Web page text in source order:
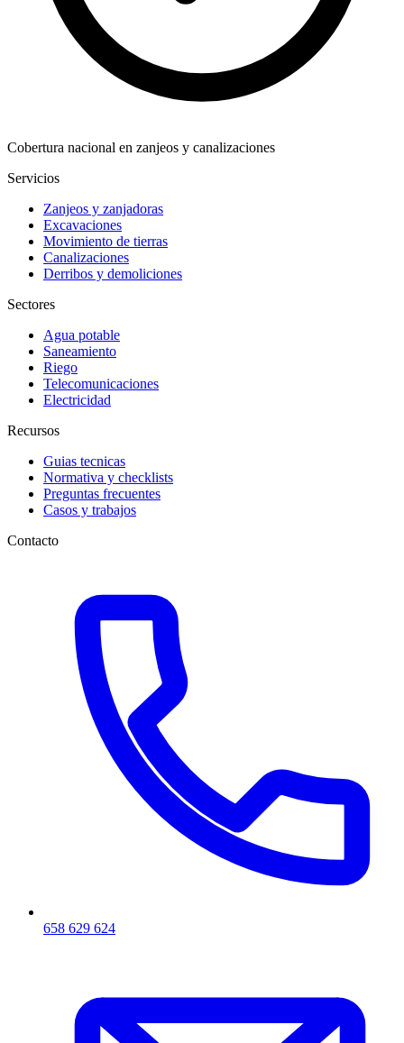
Cobertura nacional en zanjeos y canalizaciones
Servicios
Zanjeos y zanjadoras
Excavaciones
Movimiento de tierras
Canalizaciones
Derribos y demoliciones
Sectores
Agua potable
Saneamiento
Riego
Telecomunicaciones
Electricidad
Recursos
Guias tecnicas
Normativa y checklists
Preguntas frecuentes
Casos y trabajos
Contacto
658 629 624